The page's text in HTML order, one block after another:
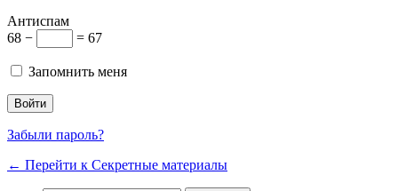
Антиспам
68 −
= 67
Запомнить меня
Забыли пароль?
← Перейти к Секретные материалы